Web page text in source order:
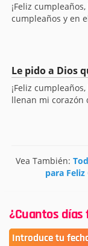
¡Feliz
cumpleaños y en
Le pido a Dios
¡Feliz
llenan mi corazón
Vea También:
para
¿Cuantos
Introduce tu